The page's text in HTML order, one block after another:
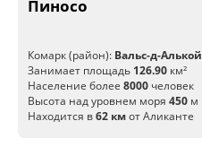
Пиносо
Комарк (район): Вальс-д-Алькой
Занимает площадь 126.90 км²
Население более 8000 человек
Высота над уровнем моря 450 м
Находится в62 кмот Аликанте